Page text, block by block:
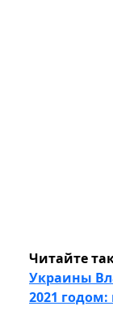
Читайте
Украины
2021